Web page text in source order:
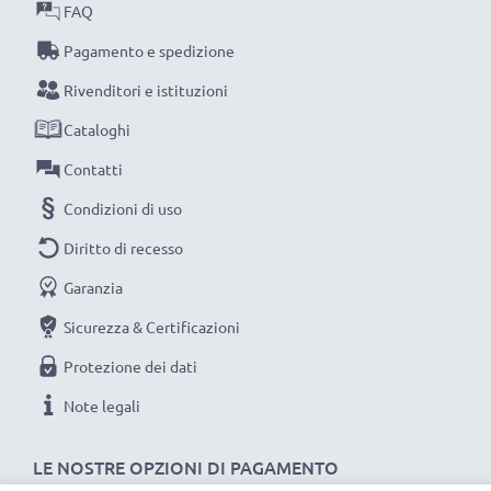
Ciascuna batteria CELLONIC viene sottoposta a
severe verifiche e test approfonditi per assicurare
le migliori prestazioni e una durata lunghissima.
garanzia.
LE NOSTRE OPZIONI DI PAGAMENTO
FAQ
Pagamento e spedizione
Rivenditori e istituzioni
Cataloghi
Contatti
Condizioni di uso
Diritto di recesso
Garanzia
Sicurezza & Certificazioni
Protezione dei dati
Note legali